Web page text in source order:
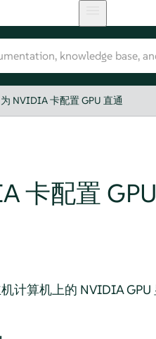
为 NVIDIA 卡配置 GPU 直通
卡配置
计算机上的 NVIDIA GPU